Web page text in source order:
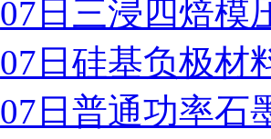
07日三浸四焙模
07日硅基负极材
07日普通功率石